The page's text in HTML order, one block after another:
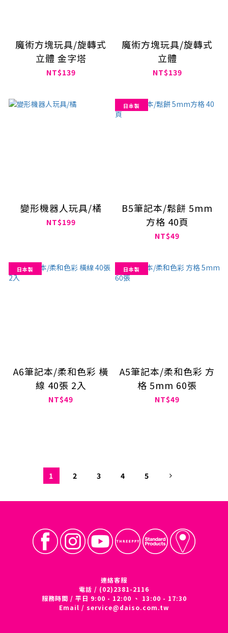
魔術方塊玩具/旋轉式
立體 金字塔
NT$139
魔術方塊玩具/旋轉式
立體
NT$139
變形機器人玩具/橘
NT$199
日本製
B5筆記本/鬆餅 5mm
方格 40頁
NT$49
日本製
A6筆記本/柔和色彩 橫
線 40張 2入
NT$49
日本製
A5筆記本/柔和色彩 方
格 5mm 60張
NT$49
1 2 3 4 5
連絡客服
電話 / (02)2381-2116
服務時間 / 平日 9:00 - 12:00 、 13:00 - 17:30
Email / service@daiso.com.tw